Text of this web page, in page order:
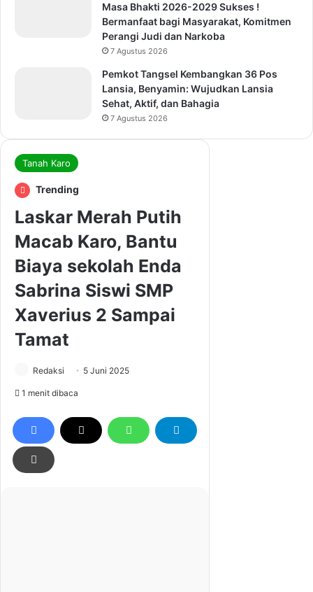
Masa Bhakti 2026-2029 Sukses !
Bermanfaat bagi Masyarakat, Komitmen
Perangi Judi dan Narkoba
7 Agustus 2026
Pemkot Tangsel Kembangkan 36 Pos
Lansia, Benyamin: Wujudkan Lansia
Sehat, Aktif, dan Bahagia
7 Agustus 2026